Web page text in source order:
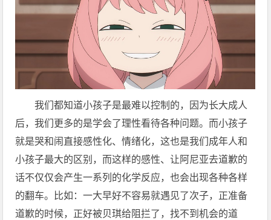
我们都知道小孩子是最难以控制的，因为长大成人
后，我们更多的是学会了理性看待各种问题。而小孩子
就是哭和闹直接感性化、情绪化，这也是我们成年人和
小孩子最大的区别，而这样的感性、让阿尼亚去道歉的
话不仅仅会产生一系列的化学反应，也会出现各种各样
的翻车。比如：一大早好不容易就遇见了次子，正准备
道歉的时候，正好被贝琪给阻拦了，找不到机会的道